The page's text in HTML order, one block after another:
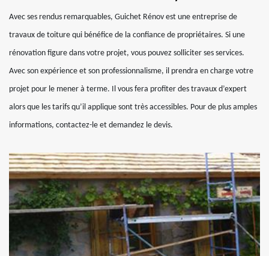
Avec ses rendus remarquables, Guichet Rénov est une entreprise de
travaux de toiture qui bénéfice de la confiance de propriétaires. Si une
rénovation figure dans votre projet, vous pouvez solliciter ses services.
Avec son expérience et son professionnalisme, il prendra en charge votre
projet pour le mener à terme. Il vous fera profiter des travaux d’expert
alors que les tarifs qu’il applique sont très accessibles. Pour de plus amples
informations, contactez-le et demandez le devis.